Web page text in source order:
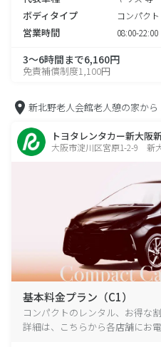
ボディタイプ コンパクト
営業時間 08:00-22:00
3～6時間まで6,160円
免責補償制度1,100円
新北野老人会館老人憩の家から
トヨタレンタカー新大阪
大阪市淀川区宮原1-2-9 新
基本料金プラン（C1）
コンパクトのレンタル、お得な
詳細は、こちらから各店舗にお電